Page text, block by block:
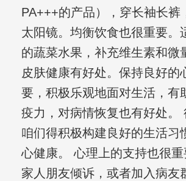
PA+++的产品），穿长袖长裤
太阳镜。均衡饮食也很重要。
的蔬菜水果，补充维生素和微
皮肤健康有好处。保持良好的
要，积极乐观地面对生活，有
疫力，对病情恢复也有好处。
咱们得积极构建良好的生活习
心健康。 心理上的支持也很
家人朋友倾诉，或者加入病友